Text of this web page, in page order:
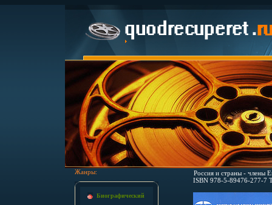
Жанры:
Биографический
Россия и страны - члены
ISBN 978-5-89476-277-7